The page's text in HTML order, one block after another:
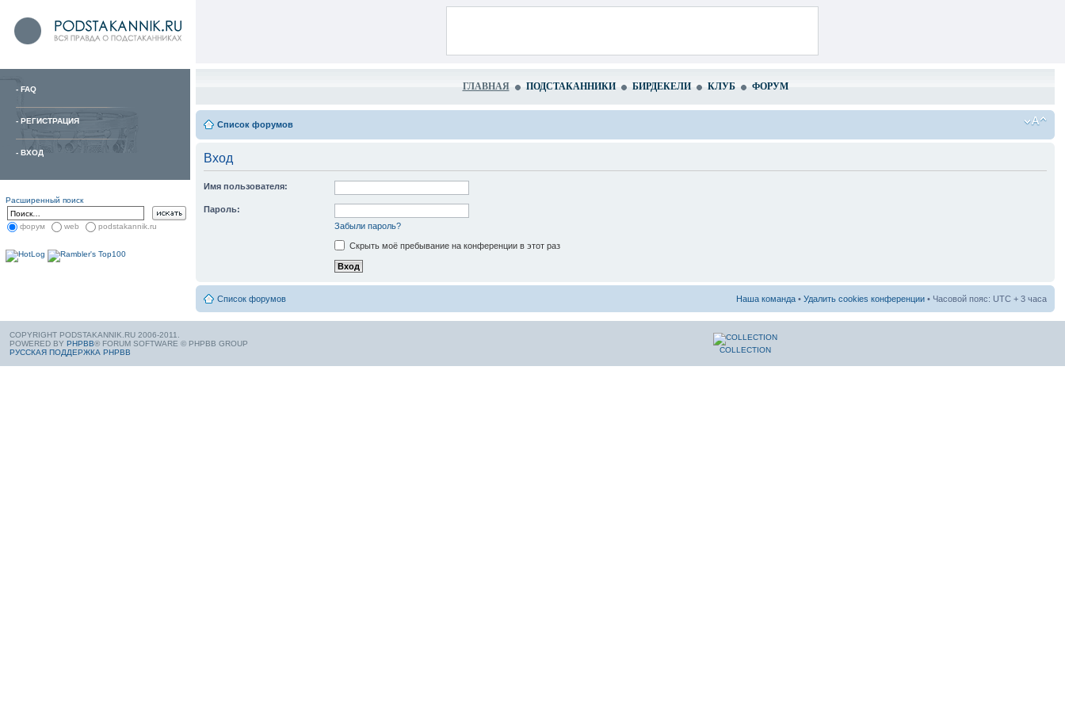
- FAQ
- РЕГИСТРАЦИЯ
- ВХОД
Расширенный поиск
форум web podstakannik.ru
ГЛАВНАЯ ПОДСТАКАННИКИ БИРДЕКЕЛИ КЛУБ ФОРУМ
Список форумов
Вход
Имя пользователя:
Пароль:
Забыли пароль?
Скрыть моё пребывание на конференции в этот раз
Список форумов Наша команда • Удалить cookies конференции • Часовой пояс: UTC + 3 часа
COPYRIGHT PODSTAKANNIK.RU 2006-2011.
POWERED BY PHPBB® FORUM SOFTWARE © PHPBB GROUP
РУССКАЯ ПОДДЕРЖКА PHPBB
COLLECTION